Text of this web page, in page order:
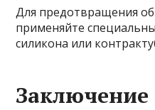
Для предотвращения
применяйте
силикона или
Заключение